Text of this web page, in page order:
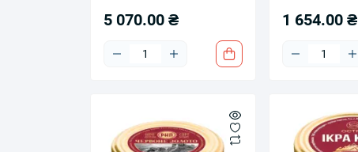
5 070.00 ₴ 1 654.00 ₴